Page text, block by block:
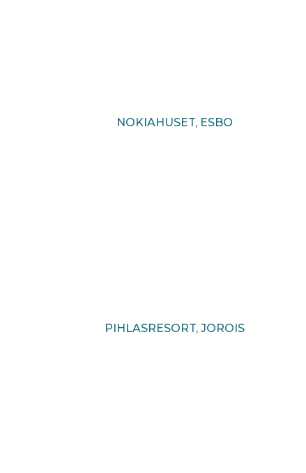
NOKIAHUSET, ESBO
PIHLASRESORT, JOROIS